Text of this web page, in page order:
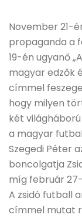
November 21-
propaganda a
19-én ugyanő
magyar edzők
címmel
hogy milyen
két
a magyar
Szegedi Péter
boncolgatja
míg február
A zsidó futball
címmel mutat